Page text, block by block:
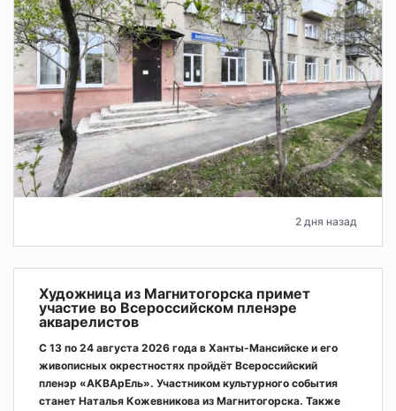
2 дня назад
Художница из Магнитогорска примет
участие во Всероссийском пленэре
акварелистов
С 13 по 24 августа 2026 года в Ханты-Мансийске и его
живописных окрестностях пройдёт Всероссийский
пленэр «АКВАрЕль». Участником культурного события
станет Наталья Кожевникова из Магнитогорска. Также